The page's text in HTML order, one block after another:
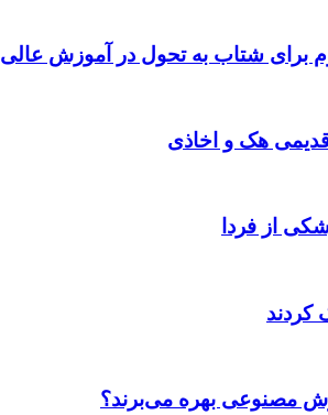
برای شتاب به تحول در آموزش عالی
قدیمی هک و اخاذی
از فردا
کردند
مصنوعی بهره می‌برند؟